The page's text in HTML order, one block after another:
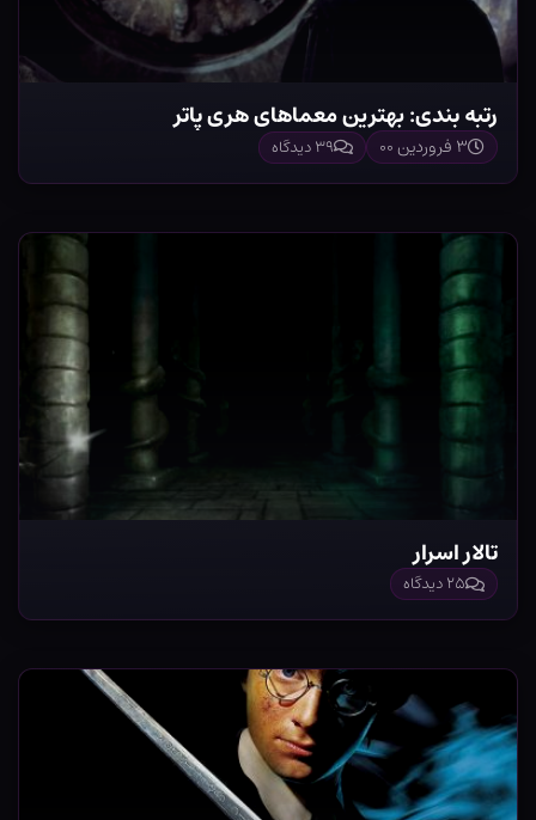
رتبه بندی: بهترین معماهای هری پاتر
۳ فروردین ۰۰ ۳۹ دیدگاه
تالار اسرار
۲۵ دیدگاه